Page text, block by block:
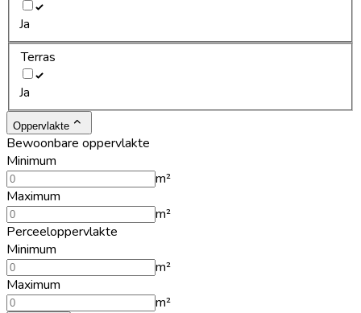
Ja
Terras
Ja
Oppervlakte
Bewoonbare oppervlakte
Minimum
m²
Maximum
m²
Perceeloppervlakte
Minimum
m²
Maximum
m²